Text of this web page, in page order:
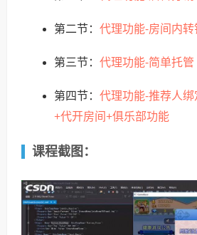
第二节： 代理功能-房间内转
第三节： 代理功能-简单托管
第四节： 代理功能-推荐人
+代开房间+俱乐部功能
课程截图：